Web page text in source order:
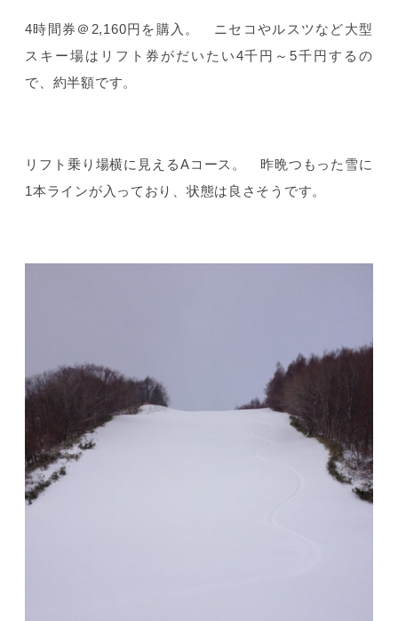
4時間券＠2,160円を購入。 ニセコやルスツなど大型
スキー場はリフト券がだいたい4千円～5千円するの
で、約半額です。
リフト乗り場横に見えるAコース。 昨晩つもった雪に
1本ラインが入っており、状態は良さそうです。